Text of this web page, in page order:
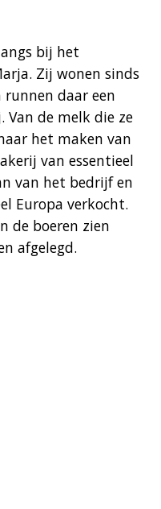
bij het
Zij wonen sinds
daar een
Van de melk die ze
het maken van
van essentieel
van het bedrijf en
Europa verkocht.
de boeren zien
afgelegd.